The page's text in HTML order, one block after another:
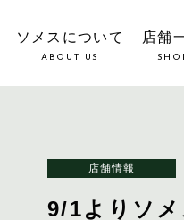
ソメスについて
ABOUT US
店舗
店舗情報
9/1よりソ